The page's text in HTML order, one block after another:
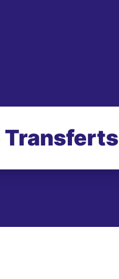
Transferts